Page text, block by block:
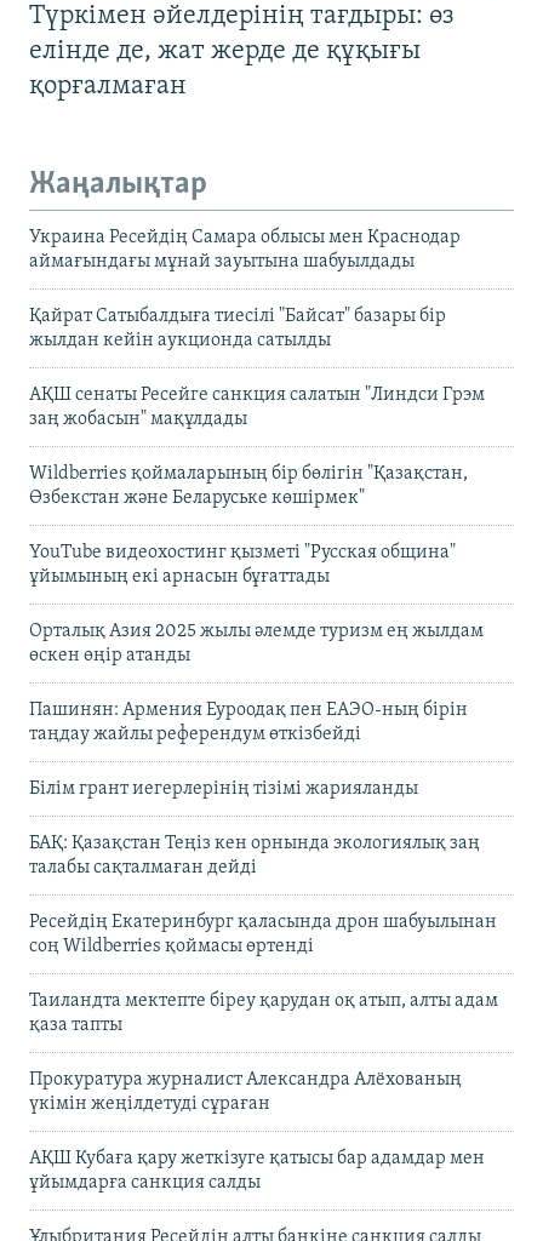
Түркімен әйелдерінің тағдыры: өз
елінде де, жат жерде де құқығы
қорғалмаған
Жаңалықтар
Украина Ресейдің Самара облысы мен Краснодар
аймағындағы мұнай зауытына шабуылдады
Қайрат Сатыбалдыға тиесілі "Байсат" базары бір
жылдан кейін аукционда сатылды
АҚШ сенаты Ресейге санкция салатын "Линдси Грэм
заң жобасын" мақұлдады
Wildberries қоймаларының бір бөлігін "Қазақстан,
Өзбекстан және Беларуське көшірмек"
YouTube видеохостинг қызметі "Русская община"
ұйымының екі арнасын бұғаттады
Орталық Азия 2025 жылы әлемде туризм ең жылдам
өскен өңір атанды
Пашинян: Армения Еуроодақ пен ЕАЭО-ның бірін
таңдау жайлы референдум өткізбейді
Білім грант иегерлерінің тізімі жарияланды
БАҚ: Қазақстан Теңіз кен орнында экологиялық заң
талабы сақталмаған дейді
Ресейдің Екатеринбург қаласында дрон шабуылынан
соң Wildberries қоймасы өртенді
Таиландта мектепте біреу қарудан оқ атып, алты адам
қаза тапты
Прокуратура журналист Александра Алёхованың
үкімін жеңілдетуді сұраған
АҚШ Кубаға қару жеткізуге қатысы бар адамдар мен
ұйымдарға санкция салды